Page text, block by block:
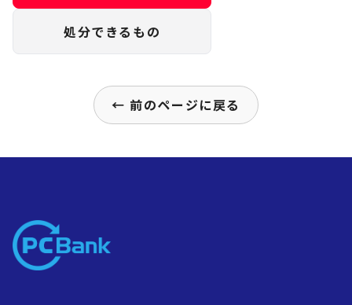
処分できるもの
← 前のページに戻る